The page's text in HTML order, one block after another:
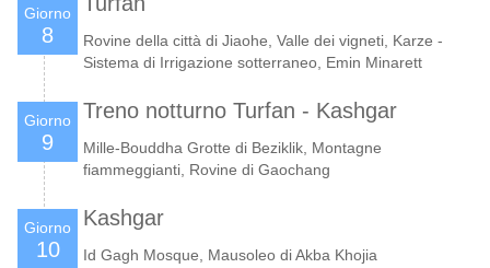
Giorno
8
Rovine della città di Jiaohe, Valle dei vigneti, Karze -
Sistema di Irrigazione sotterraneo, Emin Minarett
Giorno
9
Treno notturno Turfan - Kashgar
Mille-Bouddha Grotte di Beziklik, Montagne
fiammeggianti, Rovine di Gaochang
Giorno
10
Kashgar
Id Gagh Mosque, Mausoleo di Akba Khojia